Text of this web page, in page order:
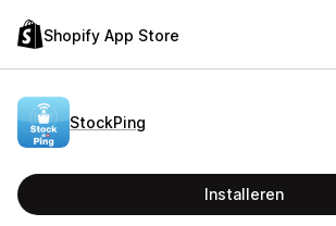
Shopify App Store
StockPing
Installeren